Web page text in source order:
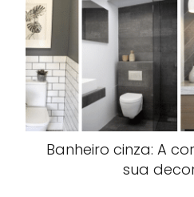
Banheiro cinza: A
sua